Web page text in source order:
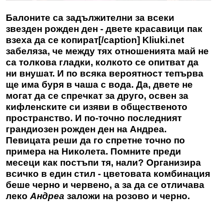
Балоните са задължителни за всеки
звезден рожден ден - двете красавици пак
взеха да се копират[/caption] Kliuki.net
забеляза, че между тях отношенията май не
са толкова гладки, колкото се опитват да
ни внушат. И по всяка вероятност тепърва
ще има буря в чаша с вода. Да, двете не
могат да се спречкат за друго, освен за
кифленските си изяви в общественото
пространство. И по-точно последният
грандиозен рожден ден на Андреа.
Певицата реши да го спретне точно по
примера на Николета. Помните преди
месеци как постъпи тя, нали? Организира
всичко в един стил - цветовата комбинация
беше черно и червено, а за да се отличава
лекоАндреа заложи на розово и черно.